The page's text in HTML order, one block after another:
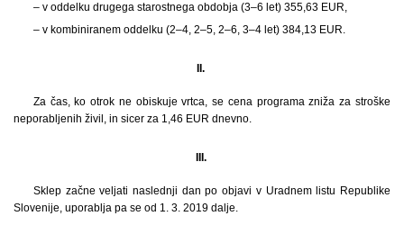
– v oddelku drugega starostnega obdobja (3–6 let) 355,63 EUR,
– v kombiniranem oddelku (2–4, 2–5, 2–6, 3–4 let) 384,13 EUR.
II.
Za čas, ko otrok ne obiskuje vrtca, se cena programa zniža za stroške
neporabljenih živil, in sicer za 1,46 EUR dnevno.
III.
Sklep začne veljati naslednji dan po objavi v Uradnem listu Republike
Slovenije, uporablja pa se od 1. 3. 2019 dalje.